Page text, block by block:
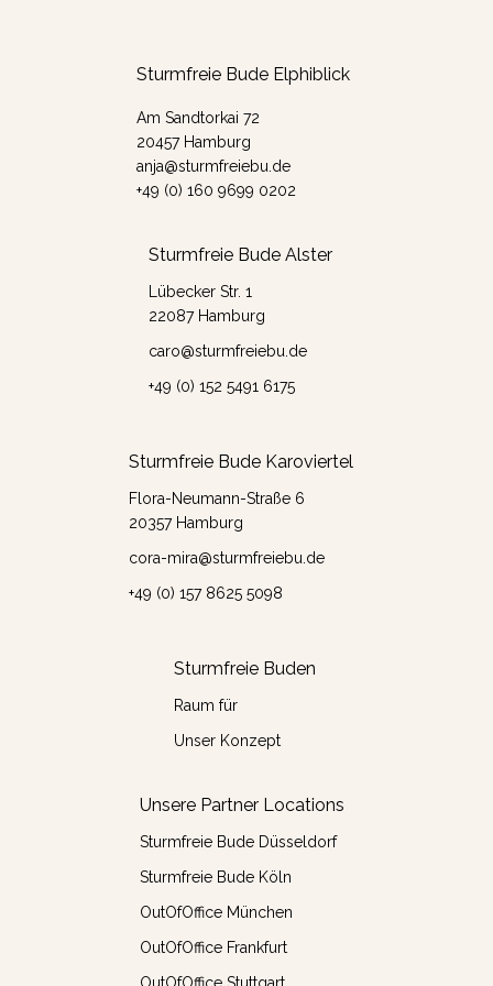
Sturmfreie Bude Alster
Lübecker Str. 1
22087 Hamburg
caro@sturmfreiebu.de
+49 (0) 152 5491 6175
Sturmfreie Bude Elphiblick
Am Sandtorkai 72
20457 Hamburg
anja@sturmfreiebu.de
+49 (0) 160 9699 0202
Sturmfreie Bude Karoviertel
Flora-Neumann-Straße 6
20357 Hamburg
cora-mira@sturmfreiebu.de
+49 (0) 157 8625 5098
Sturmfreie Buden
Raum für
Unser Konzept
Unsere Partner Locations
Sturmfreie Bude Düsseldorf
Sturmfreie Bude Köln
OutOfOffice München
OutOfOffice Frankfurt